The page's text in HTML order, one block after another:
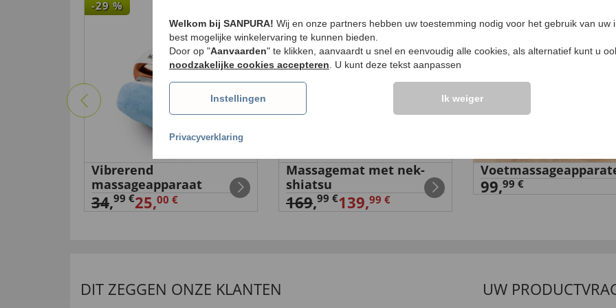
-29 %
Vibrerend
massageapparaat
34,99 €25,00 €
Massagemat met nek-
shiatsu
169,99 €139,99 €
99,99 €
DIT ZEGGEN ONZE KLANTEN UW
Welkom bij SANPURA! Wij en onze partners hebben uw toestemming nodig voor het gebruik van uw
best mogelijke winkelervaring te kunnen bieden.
Door op "Aanvaarden" te klikken, aanvaardt u snel en eenvoudig alle cookies, als alternatief kunt u
noodzakelijke cookies accepteren . U kunt deze tekst aanpassen
Instellingen Ik weiger
Privacyverklaring